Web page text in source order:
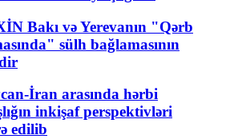
Bakı və Yerevanın "Qərb
sülh bağlamasının
İran arasında hərbi
inkişaf perspektivləri
edilib